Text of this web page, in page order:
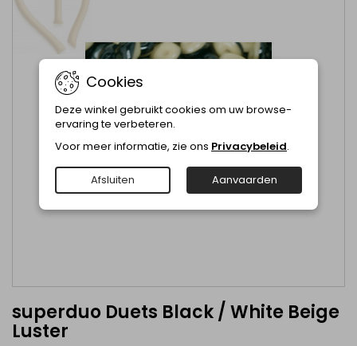
superduo Duets Black / White Beige
Luster
Cookies
Deze winkel gebruikt cookies om uw browse-
ervaring te verbeteren.
Voor meer informatie, zie ons Privacybeleid.
Afsluiten Aanvaarden